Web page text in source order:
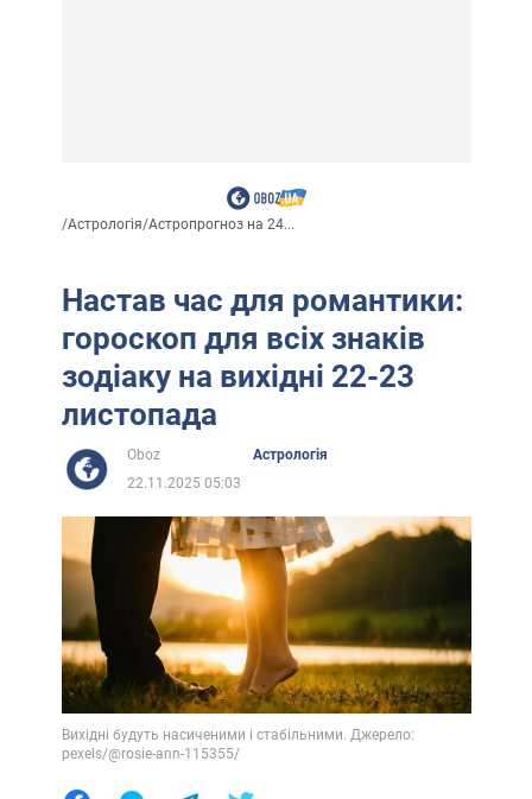
/Астрологія/Астропрогноз на 24...
Настав час для романтики:
гороскоп для всіх знаків
зодіаку на вихідні 22-23
листопада
Oboz
Астрологія
22.11.2025 05:03
Вихідні будуть насиченими і стабільними. Джерело:
pexels/@rosie-ann-115355/